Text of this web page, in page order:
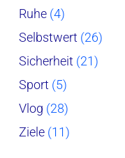
Ruhe (4)
Selbstwert (26)
Sicherheit (21)
Sport (5)
Vlog (28)
Ziele (11)